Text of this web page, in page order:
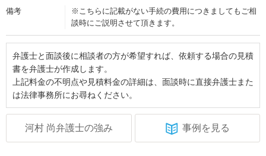
備考
※こちらに記載がない手続の費用につきましてもご相
談時にご説明させて頂きます。
弁護士と面談後に相談者の方が希望すれば、依頼する場合の見積
書を弁護士が作成します。
上記料金の不明点や見積料金の詳細は、面談時に直接弁護士また
は法律事務所にお尋ねください。
河村 尚弁護士の強み 事例を見る